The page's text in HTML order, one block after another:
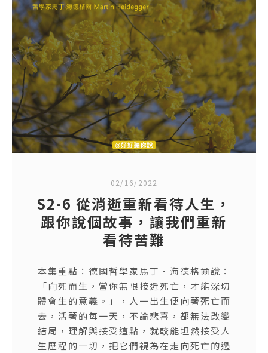
02/16/2022
S2-6 從消逝重新看待人生，
跟你說個故事，讓我們重新
看待苦難
本集重點：德國哲學家馬丁·海德格爾說：
「向死而生，當你無限接近死亡，才能深切
體會生的意義。」，人一出生便向著死亡而
去，活著的每一天，不論悲喜，都無法改變
結局，理解與接受這點，就較能坦然接受人
生歷程的一切，把它們視為在走向死亡的過